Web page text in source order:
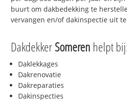
buurt om dakbedekking te
vervangen en/of dakinspectie uit
DakdekkerSomeren helpt
Daklekkages
Dakrenovatie
Dakreparaties
Dakinspecties